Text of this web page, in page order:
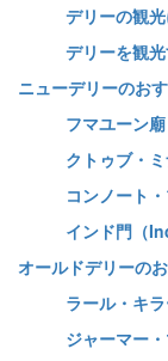
デリーの観
デリーを観
ニューデリーのお
フマユーン
クトゥブ・
コンノート
インド門（
オールドデリーの
ラール・キ
ジャーマー